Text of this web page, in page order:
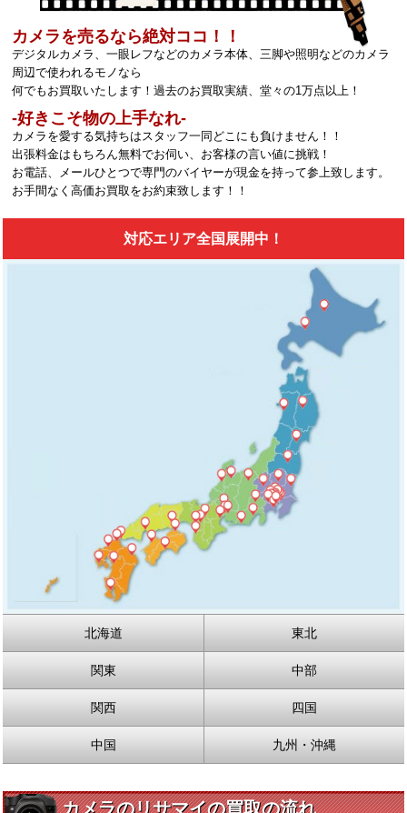
カメラを売るなら絶対ココ！！
デジタルカメラ、一眼レフなどのカメラ本体、三脚や照明などのカメラ
周辺で使われるモノなら
何でもお買取いたします！過去のお買取実績、堂々の1万点以上！
‐好きこそ物の上手なれ‐
カメラを愛する気持ちはスタッフ一同どこにも負けません！！
出張料金はもちろん無料でお伺い、お客様の言い値に挑戦！
お電話、メールひとつで専門のバイヤーが現金を持って参上致します。
お手間なく高価お買取をお約束致します！！
対応エリア全国展開中！
北海道 東北
関東 中部
関西 四国
中国 九州・沖縄